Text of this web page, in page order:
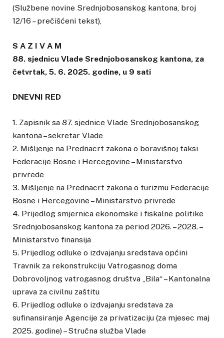
(Službene novine Srednjobosanskog kantona, broj
12/16 – prečišćeni tekst),
S A Z I V A M
88. sjednicu Vlade Srednjobosanskog kantona, za
četvrtak, 5. 6. 2025. godine, u 9 sati
DNEVNI RED
1. Zapisnik sa 87. sjednice Vlade Srednjobosanskog
kantona – sekretar Vlade
2. Mišljenje na Prednacrt zakona o boravišnoj taksi
Federacije Bosne i Hercegovine – Ministarstvo
privrede
3. Mišljenje na Prednacrt zakona o turizmu Federacije
Bosne i Hercegovine – Ministarstvo privrede
4. Prijedlog smjernica ekonomske i fiskalne politike
Srednjobosanskog kantona za period 2026. – 2028. –
Ministarstvo finansija
5. Prijedlog odluke o izdvajanju sredstava općini
Travnik za rekonstrukciju Vatrogasnog doma
Dobrovoljnog vatrogasnog društva „Bila“ – Kantonalna
uprava za civilnu zaštitu
6. Prijedlog odluke o izdvajanju sredstava za
sufinansiranje Agencije za privatizaciju (za mjesec maj
2025. godine) – Stručna služba Vlade